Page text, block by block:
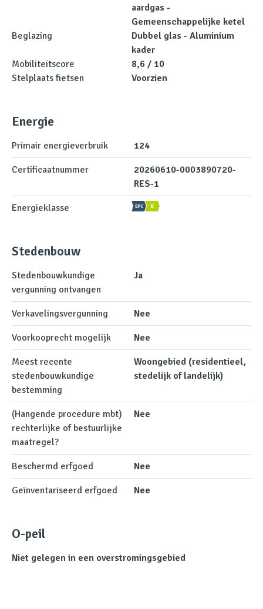
aardgas -
Gemeenschappelijke ketel
Beglazing
Dubbel glas - Aluminium
kader
Mobiliteitscore
8,6 / 10
Stelplaats fietsen
Voorzien
Energie
Primair energieverbruik 124
Certificaatnummer
20260610-0003890720-
RES-1
Energieklasse
Stedenbouw
Stedenbouwkundige
vergunning ontvangen
Ja
Verkavelingsvergunning Nee
Voorkooprecht mogelijk Nee
Meest recente
stedenbouwkundige
bestemming
Woongebied (residentieel,
stedelijk of landelijk)
(Hangende procedure mbt)
rechterlijke of bestuurlijke
maatregel?
Nee
Beschermd erfgoed Nee
Geïnventariseerd erfgoed Nee
O-peil
Niet gelegen in een overstromingsgebied